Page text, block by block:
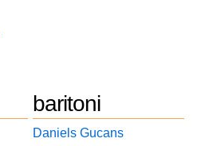
baritoni
Daniels Gucans